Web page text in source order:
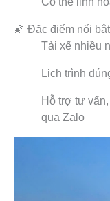
🌠 Đặc điểm nổi bật
Tài xế nhiều
Lịch trình
Hỗ trợ tư
qua Zalo